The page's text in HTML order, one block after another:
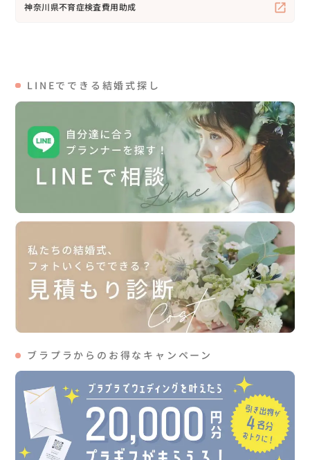
神奈川県不育症検査費用助成
LINEでできる結婚式探し
ブラプラからのお得なキャンペーン